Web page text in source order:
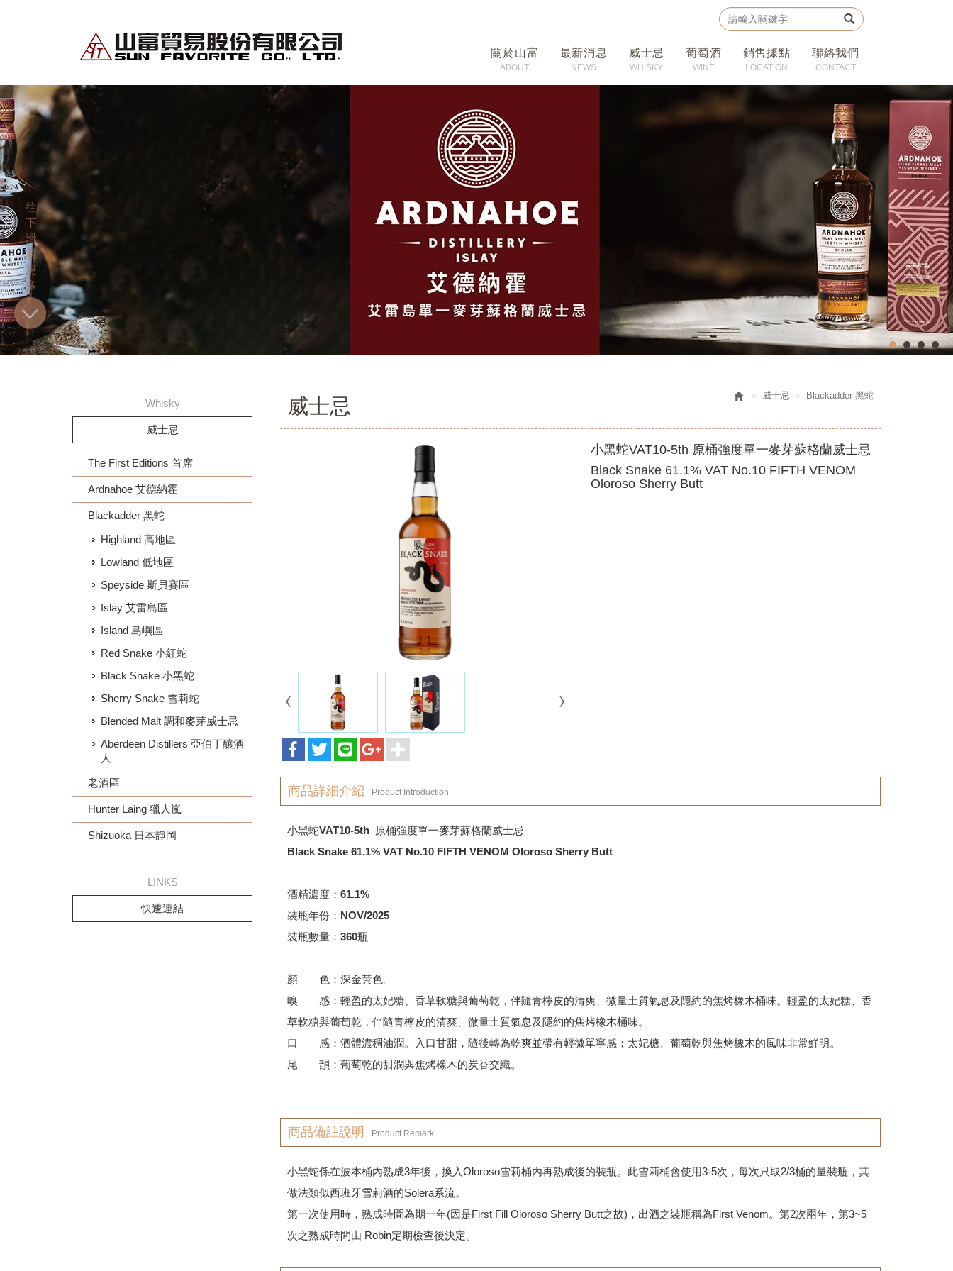
關於山富
ABOUT
最新消息
NEWS
威士忌
WHISKY
葡萄酒
WINE
銷售據點
LOCATION
聯絡我們
CONTACT
往
下
滑
看
更
多
Whisky
威士忌
The First Editions 首席
Ardnahoe 艾德納霍
Blackadder 黑蛇
Highland 高地區
Lowland 低地區
Speyside 斯貝賽區
Islay 艾雷島區
Island 島嶼區
Red Snake 小紅蛇
Black Snake 小黑蛇
Sherry Snake 雪莉蛇
Blended Malt 調和麥芽威士忌
Aberdeen Distillers 亞伯丁釀酒
人
老酒區
Hunter Laing 獵人嵐
Shizuoka 日本靜岡
LINKS
快速連結
威士忌 Blackadder 黑蛇
威士忌
小黑蛇VAT10-5th 原桶強度單一麥芽蘇格蘭威士忌
Black Snake 61.1% VAT No.10 FIFTH VENOM
Oloroso Sherry Butt
商品詳細介紹 Product Introduction
小黑蛇VAT10-5th 原桶強度單一麥芽蘇格蘭威士忌
Black Snake 61.1% VAT No.10 FIFTH VENOM Oloroso Sherry Butt
酒精濃度：61.1%
裝瓶年份：NOV/2025
裝瓶數量：360瓶
顏 色：深金黃色。
嗅 感：輕盈的太妃糖、香草軟糖與葡萄乾，伴隨青檸皮的清爽、微量土質氣息及隱約的焦烤橡木桶味。輕盈的太妃糖、香
草軟糖與葡萄乾，伴隨青檸皮的清爽、微量土質氣息及隱約的焦烤橡木桶味。
口 感：酒體濃稠油潤。入口甘甜，隨後轉為乾爽並帶有輕微單寧感；太妃糖、葡萄乾與焦烤橡木的風味非常鮮明。
尾 韻：葡萄乾的甜潤與焦烤橡木的炭香交織。
商品備註說明 Product Remark
小黑蛇係在波本桶內熟成3年後，換入Oloroso雪莉桶內再熟成後的裝瓶。此雪莉桶會使用3-5次，每次只取2/3桶的量裝瓶，其
做法類似西班牙雪莉酒的Solera系流。
第一次使用時，熟成時間為期一年(因是First Fill Oloroso Sherry Butt之故)，出酒之裝瓶稱為First Venom。第2次兩年，第3~5
次之熟成時間由 Robin定期檢查後決定。